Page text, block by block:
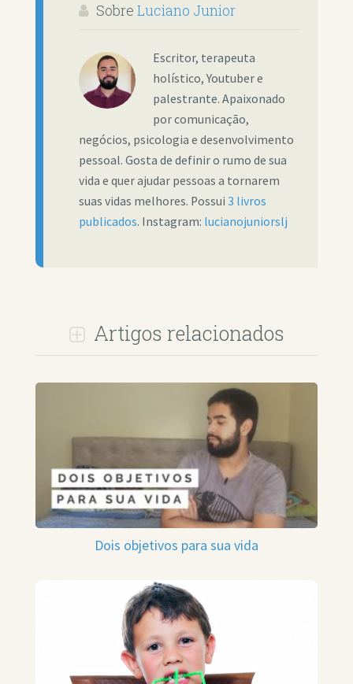
Sobre Luciano Junior
Escritor, terapeuta
holístico, Youtuber e
palestrante. Apaixonado
por comunicação,
negócios, psicologia e desenvolvimento
pessoal. Gosta de definir o rumo de sua
vida e quer ajudar pessoas a tornarem
suas vidas melhores. Possui 3 livros
publicados. Instagram: lucianojuniorslj
Artigos relacionados
Dois objetivos para sua vida